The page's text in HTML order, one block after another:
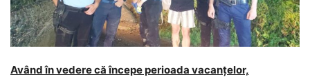
Având în vedere că începe perioada vacanțelor,